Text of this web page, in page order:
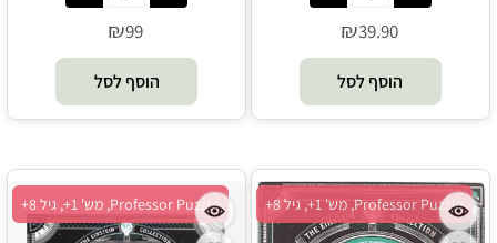
₪39.90
הוסף לסל
₪99
הוסף לסל
Professor Puzzle, מש' 1+, גיל 8+ Professor Puzzle, מש' 1+, גיל 8+